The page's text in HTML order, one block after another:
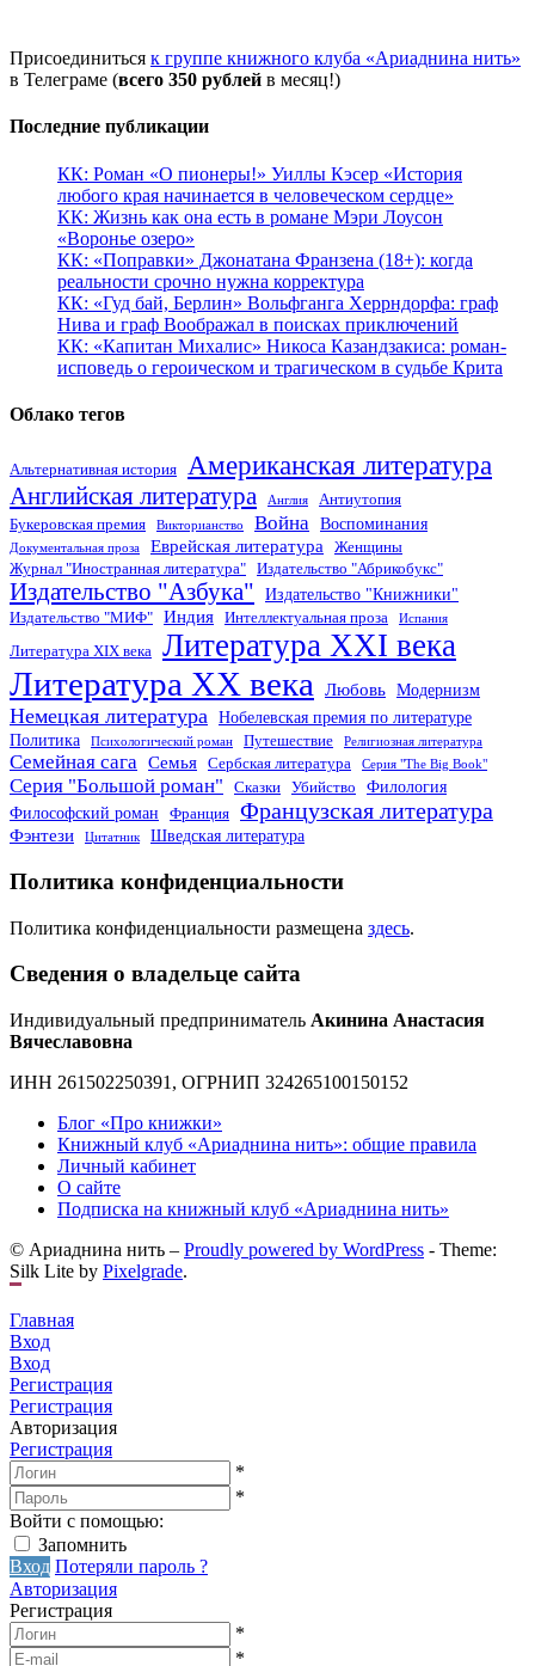
Присоединиться к группе книжного клуба «Ариаднина нить»
в Телеграме (всего 350 рублей в месяц!)
Последние публикации
КК: Роман «О пионеры!» Уиллы Кэсер «История
любого края начинается в человеческом сердце»
КК: Жизнь как она есть в романе Мэри Лоусон
«Воронье озеро»
КК: «Поправки» Джонатана Франзена (18+): когда
реальности срочно нужна корректура
КК: «Гуд бай, Берлин» Вольфганга Херрндорфа: граф
Нива и граф Воображал в поисках приключений
КК: «Капитан Михалис» Никоса Казандзакиса: роман-
исповедь о героическом и трагическом в судьбе Крита
Облако тегов
Альтернативная история Американская литература
Английская литература Англия
Антиутопия
Букеровская премия
Викторианство Война Воспоминания
Документальная проза Еврейская литература
Женщины
Журнал "Иностранная литература"
Издательство "Абрикобукс"
Издательство "Азбука" Издательство "Книжники"
Издательство "МИФ" Индия Интеллектуальная проза Испания
Литература XIX века Литература XXI века
Литература XX века Любовь Модернизм
Немецкая литература Нобелевская премия по литературе
Политика
Психологический роман Путешествие Религиозная литература
Семейная сага Семья Сербская литература Серия "The Big Book"
Серия "Большой роман" Сказки Убийство
Филология
Философский роман
Франция Французская литература
Фэнтези Цитатник Шведская литература
Политика конфиденциальности
Политика конфиденциальности размещена здесь.
Сведения о владельце сайта
Индивидуальный предприниматель Акинина Анастасия
Вячеславовна
ИНН 261502250391, ОГРНИП 324265100150152
Блог «Про книжки»
Книжный клуб «Ариаднина нить»: общие правила
Личный кабинет
О сайте
Подписка на книжный клуб «Ариаднина нить»
© Ариаднина нить – Proudly powered by WordPress - Theme:
Silk Lite by Pixelgrade.
Главная
Вход
Вход
Регистрация
Регистрация
Авторизация
Регистрация
*
*
Войти с помощью:
Запомнить
Вход Потеряли пароль ?
Авторизация
Регистрация
*
*